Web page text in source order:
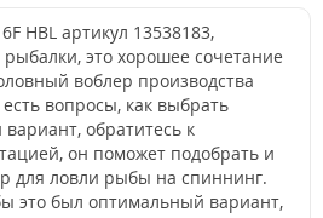
HBL артикул 13538183,
это хорошее сочетание
воблер производства
вопросы, как выбрать
обратитесь к
он поможет подобрать и
для ловли рыбы на спиннинг.
это был оптимальный вариант,